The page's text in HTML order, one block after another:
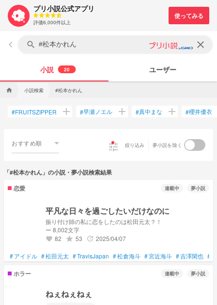
プリ小説公式アプリ
評価6,000件以上
keyboard_arrow_left search clear
小説 20 ユーザー
home 小説検索 #松本かれん
#FRUITSZIPPER add #早瀬ノエル add #真中まな add #櫻井優衣
おすすめ順 tune 絞り込み 夢小説を除く
「#松本かれん」の小説・夢小説検索結果
恋愛
連載中 夢小説
平凡な日々を過ごしたいだけなのに
振り付け師の私に恋をしたのは松田元太？！
ー 8,002文字
favorite 82 grade 53 update 2025/04/07
#アイドル #松田元太 #TravisJapan #松倉海斗 #宮近海斗 #吉澤閑也 #
ホラー 連載中 夢小説
ねぇねぇねぇ